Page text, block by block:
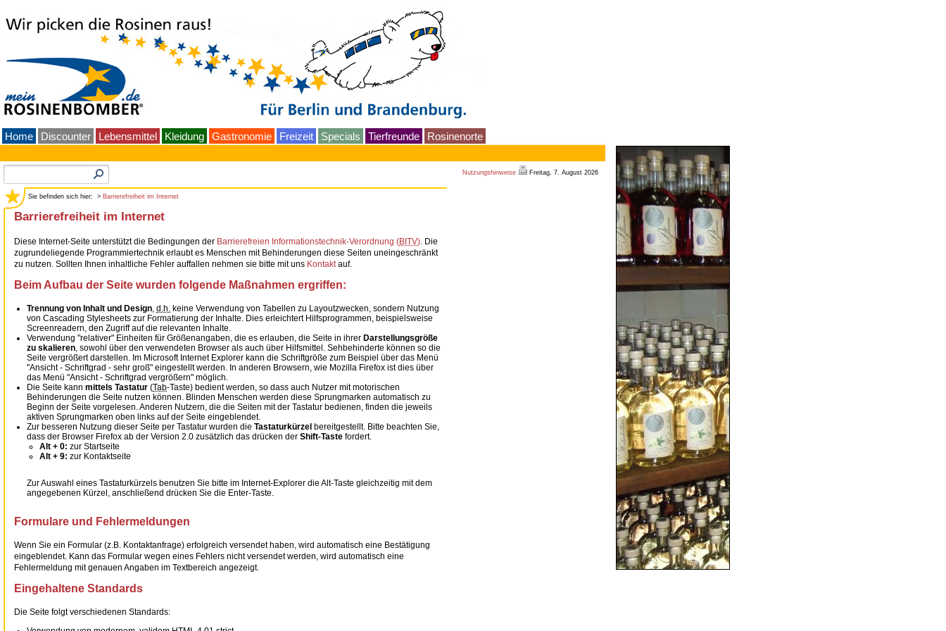
Home Discounter Lebensmittel Kleidung Gastronomie Freizeit Specials Tierfreunde Rosinenorte
Nutzungshinweise Freitag, 7. August 2026
Sie befinden sich hier: > Barrierefreiheit im Internet
Barrierefreiheit im Internet
Diese Internet-Seite unterstützt die Bedingungen der Barrierefreien Informationstechnik-Verordnung (BITV). Die
zugrundeliegende Programmiertechnik erlaubt es Menschen mit Behinderungen diese Seiten uneingeschränkt
zu nutzen. Sollten Ihnen inhaltliche Fehler auffallen nehmen sie bitte mit uns Kontaktauf.
Beim Aufbau der Seite wurden folgende Maßnahmen ergriffen:
Trennung von Inhalt und Design d.h. keine Verwendung von Tabellen zu Layoutzwecken, sondern Nutzung
von Cascading Stylesheets zur Formatierung der Inhalte. Dies erleichtert Hilfsprogrammen, beispielsweise
Screenreadern, den Zugriff auf die relevanten Inhalte.
Verwendung "relativer" Einheiten für Größenangaben, die es erlauben, die Seite in ihrer Darstellungsgröße
zu skalieren , sowohl über den verwendeten Browser als auch über Hilfsmittel. Sehbehinderte können so die
Seite vergrößert darstellen. Im Microsoft Internet Explorer kann die Schriftgröße zum Beispiel über das Menü
"Ansicht - Schriftgrad - sehr groß" eingestellt werden. In anderen Browsern, wie Mozilla Firefox ist dies über
das Menü "Ansicht - Schriftgrad vergrößern" möglich.
Die Seite kann mittels Tastatur (Tab-Taste) bedient werden, so dass auch Nutzer mit motorischen
Behinderungen die Seite nutzen können. Blinden Menschen werden diese Sprungmarken automatisch zu
Beginn der Seite vorgelesen. Anderen Nutzern, die die Seiten mit der Tastatur bedienen, finden die jeweils
aktiven Sprungmarken oben links auf der Seite eingeblendet.
Zur besseren Nutzung dieser Seite per Tastatur wurden die Tastaturkürzel bereitgestellt. Bitte beachten Sie,
dass der Browser Firefox ab der Version 2.0 zusätzlich das drücken der Shift-Taste fordert.
Alt + 0: zur Startseite
Alt + 9: zur Kontaktseite
Zur Auswahl eines Tastaturkürzels benutzen Sie bitte im Internet-Explorer die Alt-Taste gleichzeitig mit dem
angegebenen Kürzel, anschließend drücken Sie die Enter-Taste.
Formulare und Fehlermeldungen
Wenn Sie ein Formular (z.B. Kontaktanfrage) erfolgreich versendet haben, wird automatisch eine Bestätigung
eingeblendet. Kann das Formular wegen eines Fehlers nicht versendet werden, wird automatisch eine
Fehlermeldung mit genauen Angaben im Textbereich angezeigt.
Eingehaltene Standards
Die Seite folgt verschiedenen Standards: